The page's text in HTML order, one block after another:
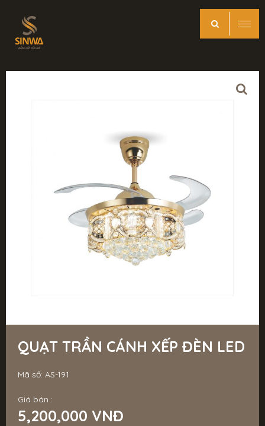
QUẠT TRẦN CÁNH XẾP ĐÈN LED
Mã số: AS-191
Giá bán :
5,200,000 VNĐ